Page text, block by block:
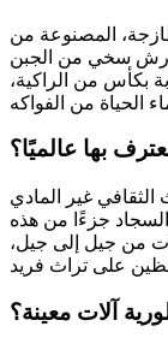
المصنوعة من
رش سخي من الجبن
بكأس من الراكية،
بها عالميًا؟
الثقافي غير المادي
جزءًا من هذه
من جيل إلى جيل،
آلات معينة؟